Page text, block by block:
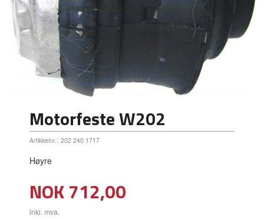
Motorfeste W202
Artikkelnr.: 202 240 1717
Høyre
Pris
NOK712,00
inkl. mva.